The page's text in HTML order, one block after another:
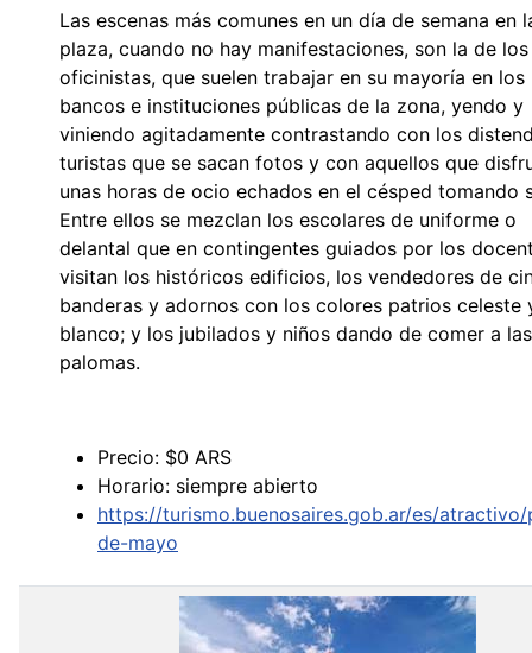
Las escenas más comunes en un día de semana en
plaza, cuando no hay manifestaciones, son la de los
oficinistas, que suelen trabajar en su mayoría en los
bancos e instituciones públicas de la zona, yendo y
viniendo agitadamente contrastando con los
turistas que se sacan fotos y con aquellos que
unas horas de ocio echados en el césped tomando
Entre ellos se mezclan los escolares de uniforme o
delantal que en contingentes guiados por los
visitan los históricos edificios, los vendedores de
banderas y adornos con los colores patrios celeste
blanco; y los jubilados y niños dando de comer a las
palomas.
Precio: $0 ARS
Horario: siempre abierto
https://turismo.buenosaires.gob.ar/es/
de-mayo